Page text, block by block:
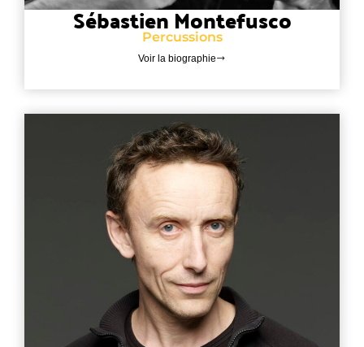
Sébastien Montefusco
Percussions
Voir la biographie